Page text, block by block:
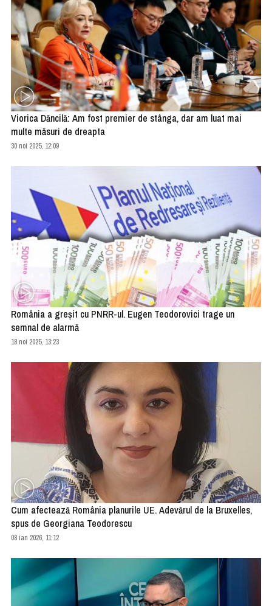
Viorica Dăncilă: Am fost premier de stânga, dar am luat mai
multe măsuri de dreapta
30 noi 2025, 12:09
România a greşit cu PNRR-ul. Eugen Teodorovici trage un
semnal de alarmă
18 noi 2025, 13:23
Cum afectează România planurile UE. Adevărul de la Bruxelles,
spus de Georgiana Teodorescu
08 ian 2026, 11:12